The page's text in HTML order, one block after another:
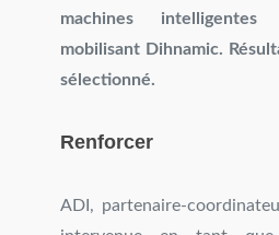
machines intelligentes
mobilisant Dihnamic.
sélectionné.
Renforcer
ADI, partenaire-